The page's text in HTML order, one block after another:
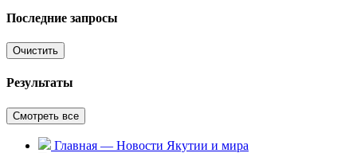
Последние запросы
Очистить
Результаты
Смотреть все
Главная — Новости Якутии и мира